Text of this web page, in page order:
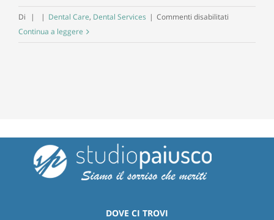
Di | | Dental Care, Dental Services | Commenti disabilitati
Continua a leggere
DOVE CI TROVI